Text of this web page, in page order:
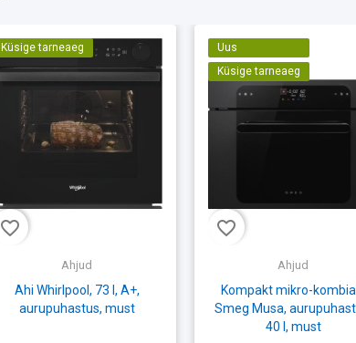
favorite_border
Küsige tarneaeg
Ahjud
Ahi Whirlpool, 73 l, A+,
aurupuhastus, must
favorite_border
Uus
Küsige tarneaeg
Ahjud
Kompakt mikro-
Smeg Musa,
40 l, must